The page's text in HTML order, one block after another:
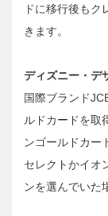
ドに移行後も
きます。
ディズニー・デ
国際ブランド
ルドカードを取
ンゴールドカー
セレクトかイオ
ンを選んでいた